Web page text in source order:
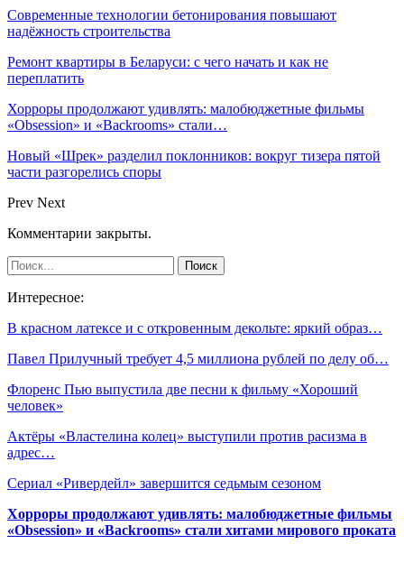
Современные технологии бетонирования повышают
надёжность строительства
Ремонт квартиры в Беларуси: с чего начать и как не
переплатить
Хорроры продолжают удивлять: малобюджетные фильмы
«Obsession» и «Backrooms» стали…
Новый «Шрек» разделил поклонников: вокруг тизера пятой
части разгорелись споры
Prev Next
Комментарии закрыты.
Интересное:
В красном латексе и с откровенным декольте: яркий образ…
Павел Прилучный требует 4,5 миллиона рублей по делу об…
Флоренс Пью выпустила две песни к фильму «Хороший
человек»
Актёры «Властелина колец» выступили против расизма в
адрес…
Сериал «Ривердейл» завершится седьмым сезоном
Хорроры продолжают удивлять: малобюджетные фильмы
«Obsession» и «Backrooms» стали хитами мирового проката